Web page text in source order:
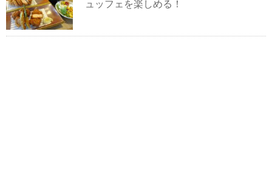
ュッフェを楽しめる！